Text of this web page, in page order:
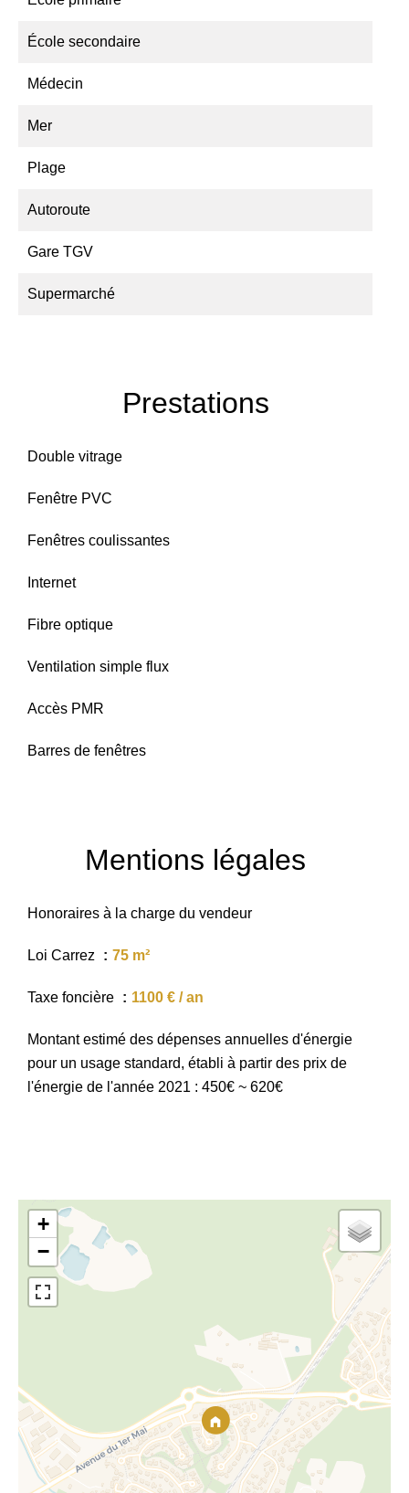
École secondaire
Médecin
Mer
Plage
Autoroute
Gare TGV
Supermarché
Prestations
Double vitrage
Fenêtre PVC
Fenêtres coulissantes
Internet
Fibre optique
Ventilation simple flux
Accès PMR
Barres de fenêtres
Mentions légales
Honoraires à la charge du vendeur
Loi Carrez 75 m²
Taxe foncière 1100 € / an
Montant estimé des dépenses annuelles d'énergie
pour un usage standard, établi à partir des prix de
l'énergie de l'année 2021 : 450€ ~ 620€
+
−